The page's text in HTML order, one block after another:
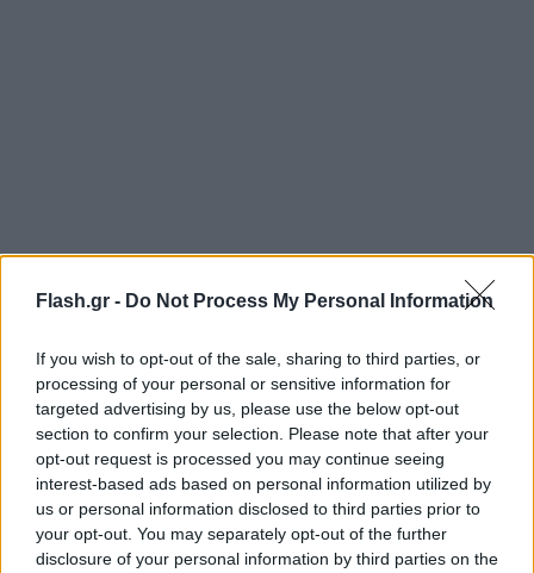
Flash.gr - Do Not Process My Personal Information
If you wish to opt-out of the sale, sharing to third parties, or
processing of your personal or sensitive information for
targeted advertising by us, please use the below opt-out
section to confirm your selection. Please note that after your
opt-out request is processed you may continue seeing
interest-based ads based on personal information utilized by
us or personal information disclosed to third parties prior to
your opt-out. You may separately opt-out of the further
disclosure of your personal information by third parties on the
Έτσι, στις 22, 23 και 24/12/2022 και στις 7 και
θα μπορούν, με την επίδειξη της υπουργικής
απόφασης που αναφέρει την πρόσληψή τους και
την επίδειξη της αστυνομικής ταυτότητάς τους, να
λαμβάνουν εισιτήρια με έκπτωση 50% από τα
εκδοτήρια των υπεραστικών λεωφορείων της
Ομοσπονδίας.